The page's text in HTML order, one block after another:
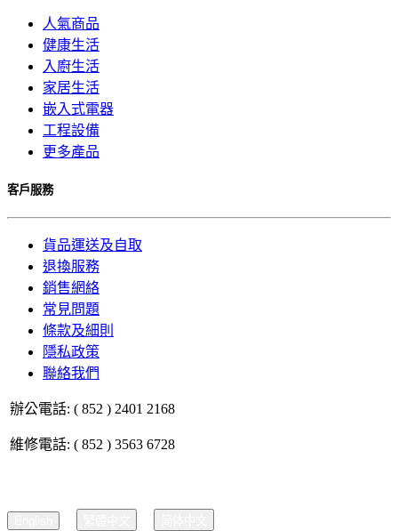
人氣商品
健康生活
入廚生活
家居生活
嵌入式電器
工程設備
更多產品
客戶服務
貨品運送及自取
退換服務
銷售網絡
常見問題
條款及細則
隱私政策
聯絡我們
辦公電話: ( 852 ) 2401 2168
維修電話: ( 852 ) 3563 6728